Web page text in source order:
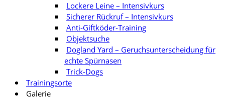
Lockere Leine – Intensivkurs
Sicherer Rückruf – Intensivkurs
Anti-Giftköder-Training
Objektsuche
Dogland Yard – Geruchsunterscheidung für
echte Spürnasen
Trick-Dogs
Trainingsorte
Galerie